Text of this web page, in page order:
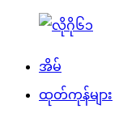
အိမ်
ထုတ်ကုန်များ